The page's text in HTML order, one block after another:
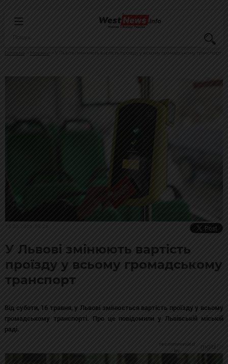
Головна Новини У Львові змінюють вартість проїзду у всьому громадському транспорт
У Львові змінюють вартість
проїзду у всьому громадському
транспорт
Від суботи, 16 травня, у Львові змінюється вартість проїзду у всьому
громадському транспорті. Про це повідомили у Львівській міській
раді.